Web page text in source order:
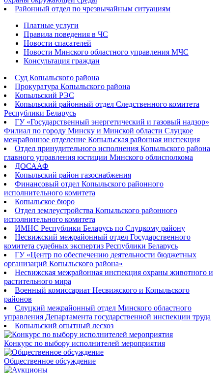
Районный отдел по чрезвычайным ситуациям
Платные услуги
Правила поведения в ЧС
Новости спасателей
Новости Минского областного управления МЧС
Консультация граждан
Суд Копыльского района
Прокуратура Копыльского района
Копыльский РЭС
Копыльский районный отдел Следственного комитета
Республики Беларусь
ГУ «Государственный энергетический и газовый надзор»
Филиал по городу Минску и Минской области Слуцкое
межрайонное отделение Копыльская районная инспекция
Отдел принудительного исполнения Копыльского района
главного управления юстиции Минского облисполкома
ДОСААФ
Копыльский район газоснабжения
Финансовый отдел Копыльского районного
исполнительного комитета
Копыльское бюро
Отдел землеустройства Копыльского районного
исполнительного комитета
ИМНС Республики Беларусь по Слуцкому району
Несвижский межрайонный отдел Государственного
комитета судебных экспертиз Республики Беларусь
ГУ «Центр по обеспечению деятельности бюджетных
организаций Копыльского района»
Несвижская межрайонная инспекция охраны животного и
растительного мира
Военный комиссариат Несвижского и Копыльского
районов
Слуцкий межрайонный отдел Минского областного
управления Департамента государственной инспекции труда
Копыльский опытный лесхоз
Конкурс по выбору исполнителей мероприятия
Общественное обсуждение